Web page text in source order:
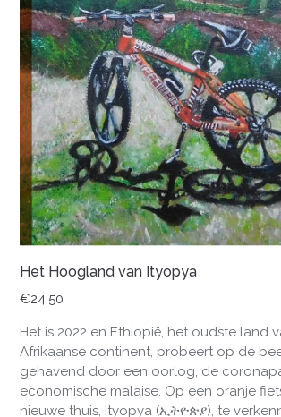
Het Hoogland van Ityopya
€24,50
Het is 2022 en Ethiopië, het oudste land
Afrikaanse continent, probeert op de
gehavend door een oorlog, de
economische malaise. Op een oranje
nieuwe thuis, Ityopya (ኢትዮጵያ), te